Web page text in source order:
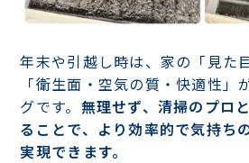
年末や引越し時は、家の「見た
「衛生面・空気の質・快適性」
グです。 無理せず、清掃のプロ
ることで、より効率的で気持ち
実現できます。